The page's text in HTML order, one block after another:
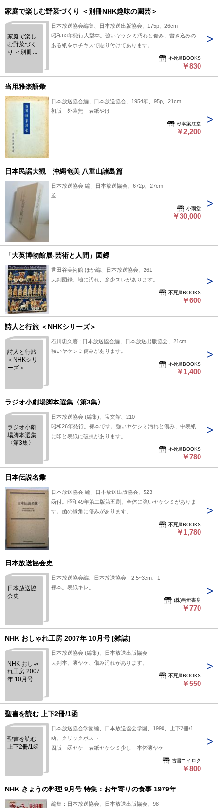
家庭で楽しむ野菜づくり ＜別冊NHK趣味の園芸＞
家庭で楽し
む野菜づく
り ＜別冊
日本放送協会編集、日本放送出版協会、175p、26cm
昭和63年発行大型本。強いヤケシミ汚れと傷み、書き込みの
ある紙をホチキスで貼り付けてあります。
不死鳥BOOKS
￥830
当用雅楽語彙
日本放送協会編、日本放送協会、1954年、95p、21cm
初版 外装無 表紙やけ
杉本梁江堂
￥2,200
日本民謡大観 沖縄奄美 八重山諸島篇
日本放送協会 編、日本放送協会、672p、27cm
並
小雨堂
￥30,000
「大英博物館展-芸術と人間」図録
世田谷美術館 ほか編、日本放送協会、261
大判図録。地に汚れ、多少スレがあります。
不死鳥BOOKS
￥600
詩人と行旅 ＜NHKシリーズ＞
詩人と行旅
＜NHKシリ
ーズ＞
石川忠久著 ; 日本放送協会編、日本放送出版協会、21cm
強いヤケシミ傷みがあります。
不死鳥BOOKS
￥1,400
ラジオ小劇場脚本選集〈第3集〉
ラジオ小劇
場脚本選集
〈第3集〉
日本放送協会 (編集)、宝文館、210
昭和26年発行。裸本です。強いヤケシミ汚れと傷み、中表紙
に印と表紙に破損があります。
不死鳥BOOKS
￥780
日本伝説名彙
日本放送協会 編、日本放送出版協会、523
函付。昭和49年第二版第五刷。全体に強いヤケシミがありま
す。函の縁角に傷みがあります。
不死鳥BOOKS
￥1,780
日本放送協会史
日本放送協
会史
日本放送協会編、日本放送協会、2.5~3cm、1
裸本。表紙キレ。
(株)馬燈書房
￥770
NHK おしゃれ工房 2007年 10月号 [雑誌]
NHK おしゃ
れ工房 2007
年 10月号
日本放送協会 (編集)、日本放送出版協会
大判本。薄ヤケ、傷み汚れがあります。
不死鳥BOOKS
￥550
聖書を読む 上下2冊/1函
聖書を読む
上下2冊/1函
日本放送協会学園編、日本放送協会学園、1990、上下2冊/1
函、クリックポスト
四版 函ヤケ 表紙ヤケシミ少し 本体薄ヤケ
古書ニイロク
￥800
NHK きょうの料理 9月号 特集：お年寄りの食事 1979年
編集：日本放送協会、日本放送出版協会、98